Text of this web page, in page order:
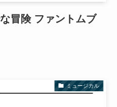
冒険 ファントムブ
ミュージカル